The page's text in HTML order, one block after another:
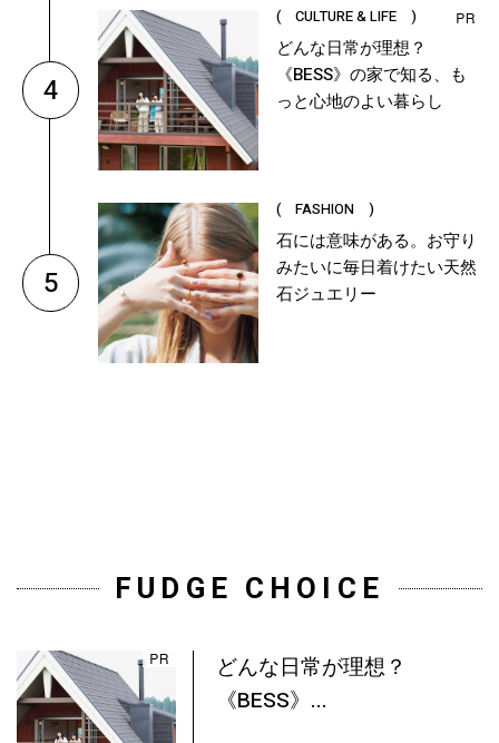
4
( CULTURE & LIFE )
どんな日常が理想？
《BESS》の家で知る、も
っと心地のよい暮らし
5
( FASHION )
石には意味がある。お守り
みたいに毎日着けたい天然
石ジュエリー
FUDGE CHOICE
どんな日常が理想？
《BESS》...